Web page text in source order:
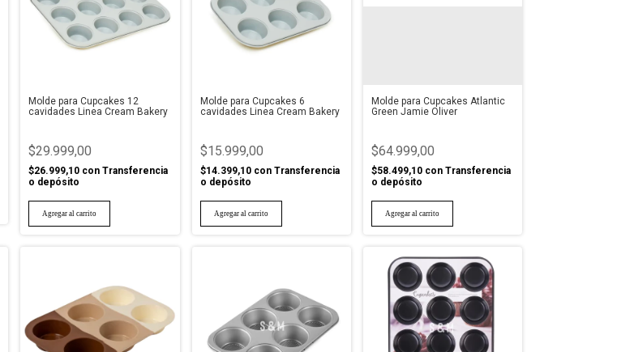
Molde para Cupcakes 12
cavidades Linea Cream Bakery
$29.999,00
$26.999,10 con Transferencia
o depósito
Molde para Cupcakes 6
cavidades Linea Cream Bakery
$15.999,00
$14.399,10 con Transferencia
o depósito
Molde para Cupcakes Atlantic
Green Jamie Oliver
$64.999,00
$58.499,10 con Transferencia
o depósito